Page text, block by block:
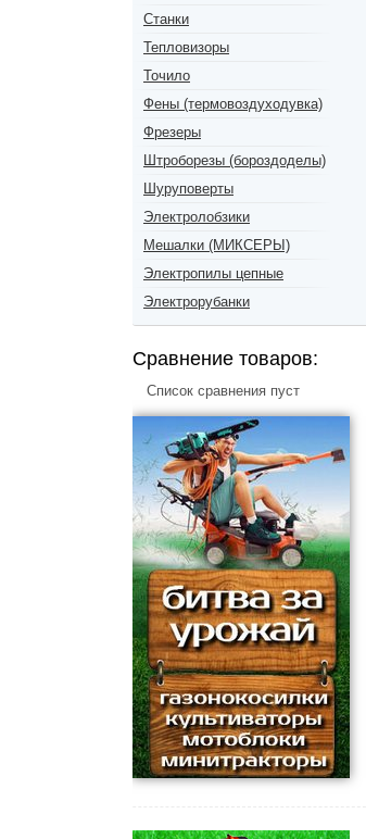
Станки
Тепловизоры
Точило
Фены (термовоздуходувка)
Фрезеры
Штроборезы (бороздоделы)
Шуруповерты
Электролобзики
Мешалки (МИКСЕРЫ)
Электропилы цепные
Электрорубанки
Сравнение товаров:
Список сравнения пуст